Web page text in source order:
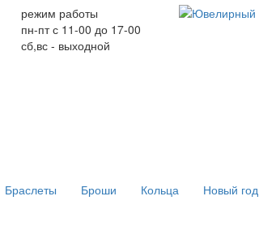
режим работы
пн-пт с 11-00 до 17-00
сб,вс - выходной
Браслеты Броши Кольца Новый год